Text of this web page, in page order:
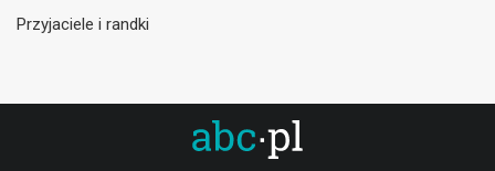
Przyjaciele i randki